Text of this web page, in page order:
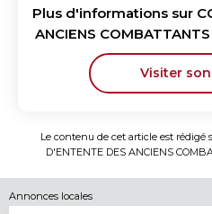
Plus d'informations sur
ANCIENS
Visiter
Le contenu de cet article est rédigé
D'ENTENTE DES ANCIENS
Annonces locales